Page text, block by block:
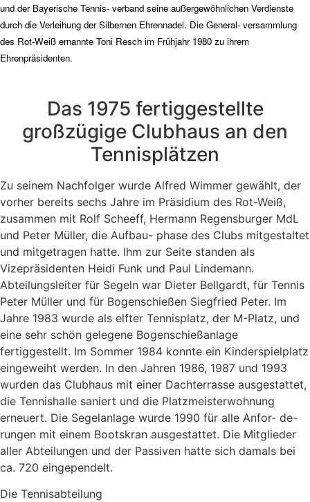
und der Bayerische Tennis- verband seine außergewöhnlichen Verdienste
durch die Verleihung der Silbernen Ehrennadel. Die General- versammlung
des Rot-Weiß ernannte Toni Resch im Frühjahr 1980 zu ihrem
Ehrenpräsidenten.
Das 1975 fertiggestellte
großzügige Clubhaus an den
Tennisplätzen
Zu seinem Nachfolger wurde Alfred Wimmer gewählt, der
vorher bereits sechs Jahre im Präsidium des Rot-Weiß,
zusammen mit Rolf Scheeff, Hermann Regensburger MdL
und Peter Müller, die Aufbau- phase des Clubs mitgestaltet
und mitgetragen hatte. Ihm zur Seite standen als
Vizepräsidenten Heidi Funk und Paul Lindemann.
Abteilungsleiter für Segeln war Dieter Bellgardt, für Tennis
Peter Müller und für Bogenschießen Siegfried Peter. Im
Jahre 1983 wurde als elfter Tennisplatz, der M-Platz, und
eine sehr schön gelegene Bogenschießanlage
fertiggestellt. Im Sommer 1984 konnte ein Kinderspielplatz
eingeweiht werden. In den Jahren 1986, 1987 und 1993
wurden das Clubhaus mit einer Dachterrasse ausgestattet,
die Tennishalle saniert und die Platzmeisterwohnung
erneuert. Die Segelanlage wurde 1990 für alle Anfor- de-
rungen mit einem Bootskran ausgestattet. Die Mitglieder
aller Abteilungen und der Passiven hatte sich damals bei
ca. 720 eingependelt.
Die Tennisabteilung